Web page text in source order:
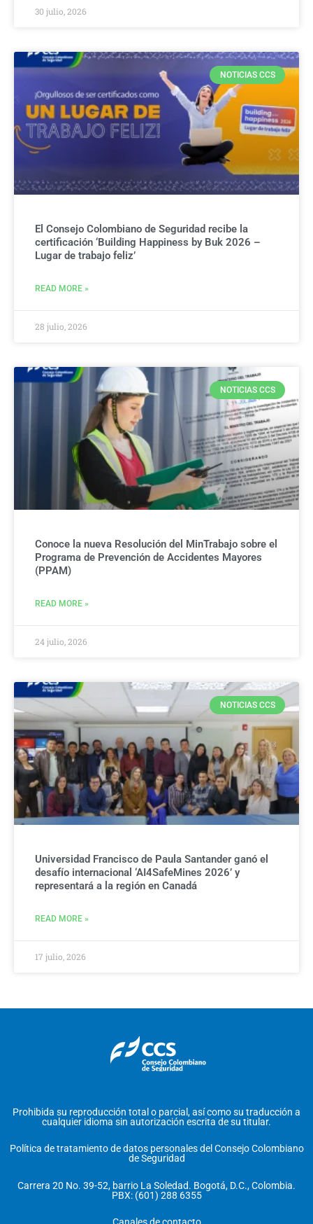
30 julio, 2026
NOTICIAS CCS
El Consejo Colombiano de Seguridad recibe la
certificación ‘Building Happiness by Buk 2026 –
Lugar de trabajo feliz’
READ MORE »
28 julio, 2026
NOTICIAS CCS
Conoce la nueva Resolución del MinTrabajo sobre el
Programa de Prevención de Accidentes Mayores
(PPAM)
READ MORE »
24 julio, 2026
NOTICIAS CCS
Universidad Francisco de Paula Santander ganó el
desafío internacional ‘AI4SafeMines 2026’ y
representará a la región en Canadá
READ MORE »
17 julio, 2026
Prohibida su reproducción total o parcial, así como su traducción a
cualquier idioma sin autorización escrita de su titular.
Política de tratamiento de datos personales del Consejo Colombiano
de Seguridad
Carrera 20 No. 39-52, barrio La Soledad. Bogotá, D.C., Colombia.
PBX: (601) 288 6355